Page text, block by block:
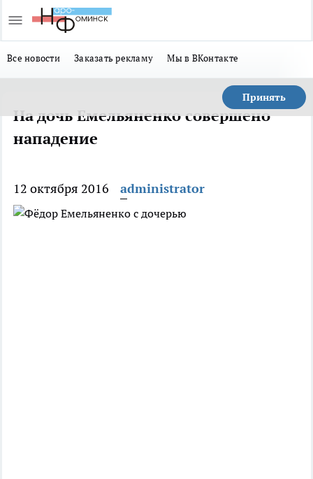
Все новости Заказать рекламу Мы в ВКонтакте
Принять
На дочь Емельяненко совершено
нападение
12 октября 2016 administrator